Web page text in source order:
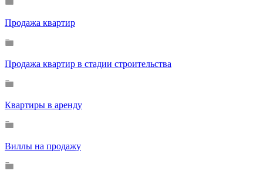
Продажа квартир
Продажа квартир в стадии строительства
Квартиры в аренду
Виллы на продажу